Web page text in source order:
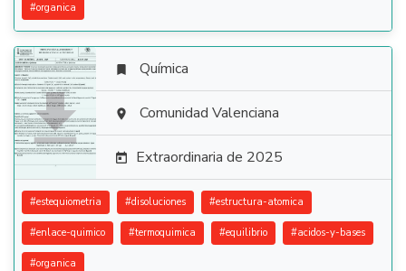
#organica

 Química
 Comunidad Valenciana
 Extraordinaria de 2025
#estequiometria #disoluciones #estructura-atomica
#enlace-quimico #termoquimica #equilibrio #acidos-y-bases
#organica